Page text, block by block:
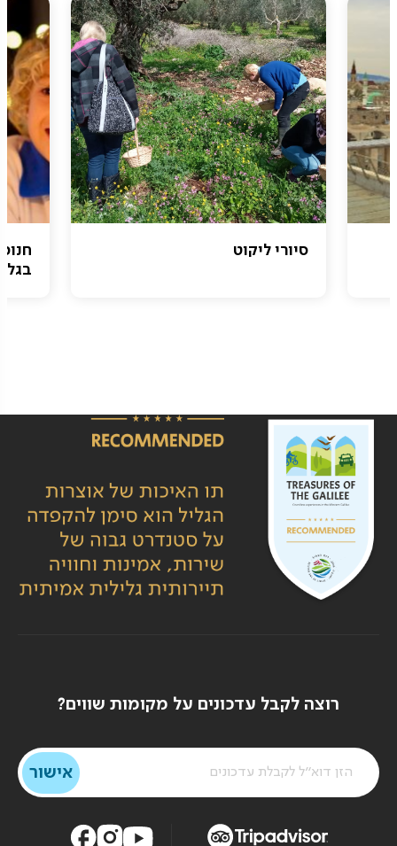
סיורי ליקוט
רוצה לקבל עדכונים על מקומות שווים?